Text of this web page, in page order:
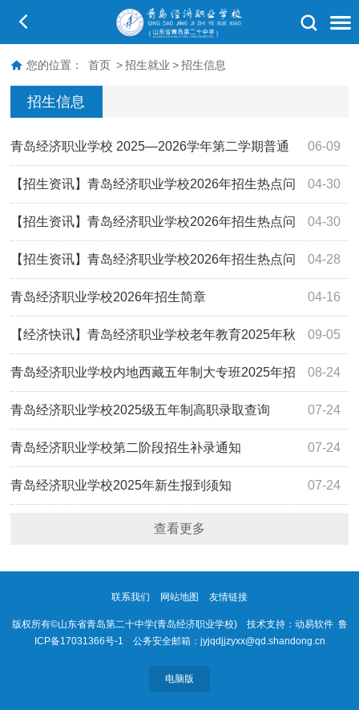
您的位置： 首页 > 招生就业 > 招生信息
招生信息
06-09
青岛经济职业学校 2025—2026学年第二学期普通
高中转中等职业学校工作实施方案 04-30
【招生资讯】青岛经济职业学校2026年招生热点问
题答疑（二） 04-30
【招生资讯】青岛经济职业学校2026年招生热点问
题答疑（三） 04-28
【招生资讯】青岛经济职业学校2026年招生热点问
题答疑（一） 04-16
青岛经济职业学校2026年招生简章
09-05
【经济快讯】青岛经济职业学校老年教育2025年秋
季招生简章 08-24
青岛经济职业学校内地西藏五年制大专班2025年招
生简章 07-24
青岛经济职业学校2025级五年制高职录取查询
07-24
青岛经济职业学校第二阶段招生补录通知
07-24
青岛经济职业学校2025年新生报到须知
查看更多
联系我们 网站地图 友情链接
版权所有©山东省青岛第二十中学(青岛经济职业学校) 技术支持：动易软件 鲁
ICP备17031366号-1 公务安全邮箱：jyjqdjjzyxx@qd.shandong.cn
电脑版